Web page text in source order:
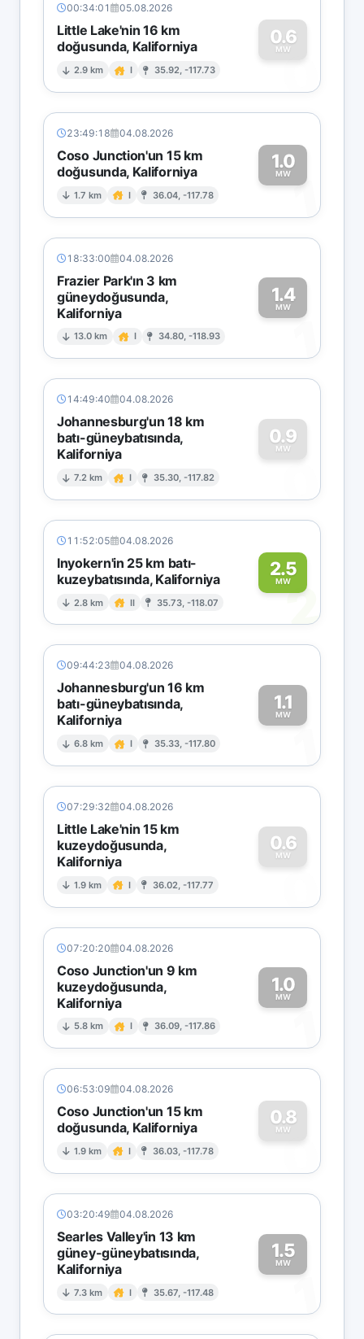
00:34:01 05.08.2026
Little Lake'nin 16 km
doğusunda, Kaliforniya
2.9 km I 35.92, -117.73
0.6
MW
0
23:49:18 04.08.2026
Coso Junction'un 15 km
doğusunda, Kaliforniya
1.7 km I 36.04, -117.78
1.0
MW1
18:33:00 04.08.2026
Frazier Park'ın 3 km
güneydoğusunda,
Kaliforniya
13.0 km I 34.80, -118.93
1.4
MW
1
14:49:40 04.08.2026
Johannesburg'un 18 km
batı-güneybatısında,
Kaliforniya
7.2 km I 35.30, -117.82
0.9
MW
0
11:52:05 04.08.2026
Inyokern'in 25 km batı-
kuzeybatısında, Kaliforniya
2.8 km II 35.73, -118.07
2.5
MW2
09:44:23 04.08.2026
Johannesburg'un 16 km
batı-güneybatısında,
Kaliforniya
6.8 km I 35.33, -117.80
1.1
MW
1
07:29:32 04.08.2026
Little Lake'nin 15 km
kuzeydoğusunda,
Kaliforniya
1.9 km I 36.02, -117.77
0.6
MW
0
07:20:20 04.08.2026
Coso Junction'un 9 km
kuzeydoğusunda,
Kaliforniya
5.8 km I 36.09, -117.86
1.0
MW
1
06:53:09 04.08.2026
Coso Junction'un 15 km
doğusunda, Kaliforniya
1.9 km I 36.03, -117.78
0.8
MW
0
03:20:49 04.08.2026
Searles Valley'in 13 km
güney-güneybatısında,
Kaliforniya
7.3 km I 35.67, -117.48
1.5
MW
1